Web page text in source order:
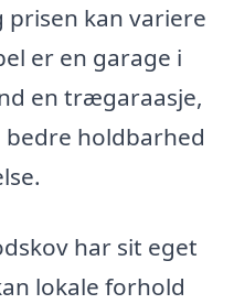
kan variere
er en garage i
en trægaraasje,
holdbarhed
har sit eget
lokale forhold